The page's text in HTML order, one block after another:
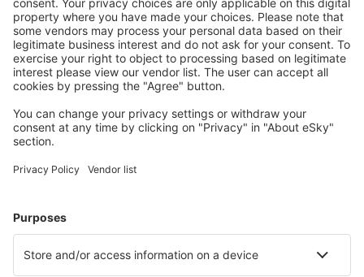
Rezervare fără griji cu opțiune gratuită de anulare.
Economiseşte mai mult
Prețuri atractive și oferte speciale pentru utilizatorii
conectați.
Cazarea preferată
apartamente și altele.
Cele mai căutate hoteluri de către utilizatorii eSky
Hoteluri în Olanda - Orașe populare